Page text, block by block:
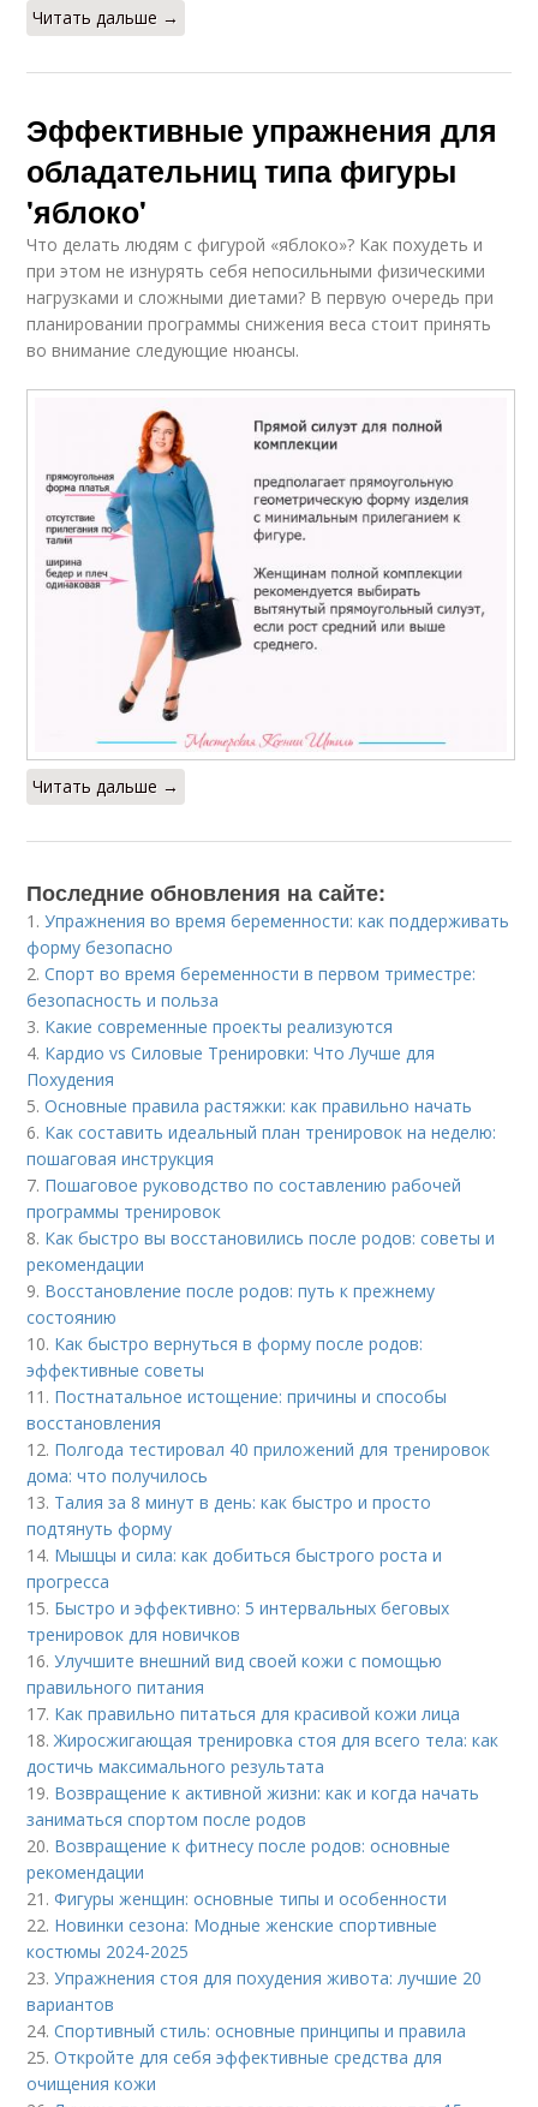
Читать дальше →
Эффективные упражнения для
обладательниц типа фигуры
'яблоко'
Что делать людям с фигурой «яблоко»? Как похудеть и
при этом не изнурять себя непосильными физическими
нагрузками и сложными диетами? В первую очередь при
планировании программы снижения веса стоит принять
во внимание следующие нюансы.
Читать дальше →
Последние обновления на сайте:
1.Упражнения во время беременности: как поддерживать
форму безопасно
2.Спорт во время беременности в первом триместре:
безопасность и польза
3. Какие современные проекты реализуются
4. Кардио vs Силовые Тренировки: Что Лучше для
Похудения
5.Основные правила растяжки: как правильно начать
6. Как составить идеальный план тренировок на неделю:
пошаговая инструкция
7. Пошаговое руководство по составлению рабочей
программы тренировок
8. Как быстро вы восстановились после родов: советы и
рекомендации
9. Восстановление после родов: путь к прежнему
состоянию
10. Как быстро вернуться в форму после родов:
эффективные советы
11. Постнатальное истощение: причины и способы
восстановления
12. Полгода тестировал 40 приложений для тренировок
дома: что получилось
13. Талия за 8 минут в день: как быстро и просто
подтянуть форму
14. Мышцы и сила: как добиться быстрого роста и
прогресса
15. Быстро и эффективно: 5 интервальных беговых
тренировок для новичков
16.Улучшите внешний вид своей кожи с помощью
правильного питания
17. Как правильно питаться для красивой кожи лица
18.Жиросжигающая тренировка стоя для всего тела: как
достичь максимального результата
19. Возвращение к активной жизни: как и когда начать
заниматься спортом после родов
20. Возвращение к фитнесу после родов: основные
рекомендации
21.Фигуры женщин: основные типы и особенности
22. Новинки сезона: Модные женские спортивные
костюмы 2024-2025
23.Упражнения стоя для похудения живота: лучшие 20
вариантов
24.Спортивный стиль: основные принципы и правила
25.Откройте для себя эффективные средства для
очищения кожи